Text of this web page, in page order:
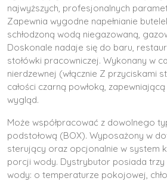
najwyższych, profesjonalnych
Zapewnia wygodne napełnianie
schłodzoną wodą niegazowaną,
Doskonale nadaje się do baru,
stołówki pracowniczej. Wykonany w
nierdzewnej (włącznie Z przyciskami
całości czarną powłoką,
wygląd.
Może współpracować z dowolnego
podstołową (BOX). Wyposażony w
sterujący oraz opcjonalnie w system
porcji wody. Dystrybutor posiada
wody: o temperaturze pokojowej,